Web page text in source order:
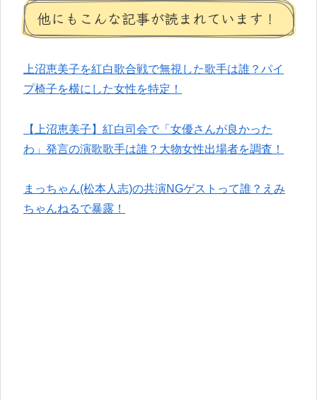
他にもこんな記事が読まれています！
上沼恵美子を紅白歌合戦で無視した歌手は誰？パイ
プ椅子を横にした女性を特定！
【上沼恵美子】紅白司会で「女優さんが良かった
わ」発言の演歌歌手は誰？大物女性出場者を調査！
まっちゃん(松本人志)の共演NGゲストって誰？えみ
ちゃんねるで暴露！